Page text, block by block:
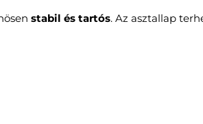
stabil és tartós. Az asztallap